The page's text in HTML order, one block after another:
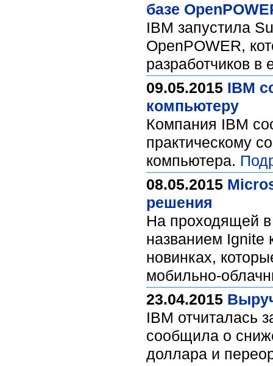
базе
IBM запустила
OpenPOWER,
разработчиков
09.05.2015 IBM
компьютеру
Компания IBM
практическому
компьютера.
08.05.2015
решения
На проходящей
названием Ignite
новинках,
мобильно-
23.04.2015
IBM отчиталась
сообщила о
доллара и